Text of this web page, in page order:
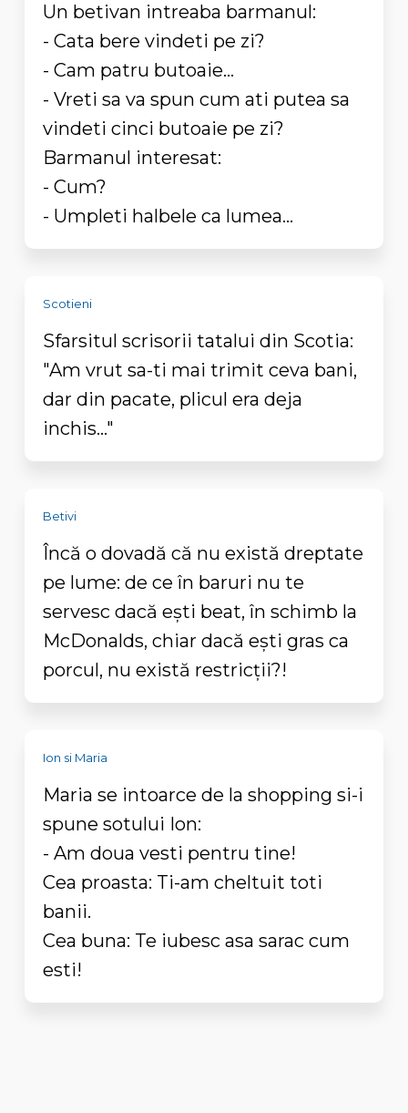
Un betivan intreaba barmanul:
- Cata bere vindeti pe zi?
- Cam patru butoaie...
- Vreti sa va spun cum ati putea sa
vindeti cinci butoaie pe zi?
Barmanul interesat:
- Cum?
- Umpleti halbele ca lumea...
Scotieni
Sfarsitul scrisorii tatalui din Scotia:
"Am vrut sa-ti mai trimit ceva bani,
dar din pacate, plicul era deja
inchis..."
Betivi
Încă o dovadă că nu există dreptate
pe lume: de ce în baruri nu te
servesc dacă eşti beat, în schimb la
McDonalds, chiar dacă eşti gras ca
porcul, nu există restricții?!
Ion si Maria
Maria se intoarce de la shopping si-i
spune sotului Ion:
- Am doua vesti pentru tine!
Cea proasta: Ti-am cheltuit toti
banii.
Cea buna: Te iubesc asa sarac cum
esti!